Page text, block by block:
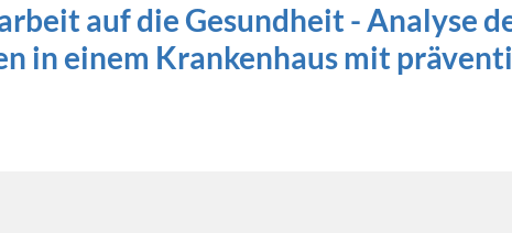
auf die Gesundheit - Analyse
in einem Krankenhaus mit